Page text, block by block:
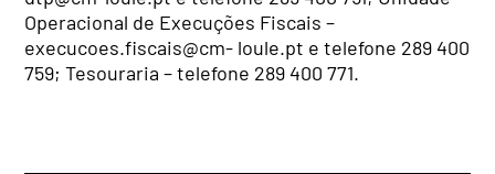
Operacional de Execuções Fiscais –
execucoes.fiscais@cm- loule.pt e telefone 289 400
759; Tesouraria – telefone 289 400 771.